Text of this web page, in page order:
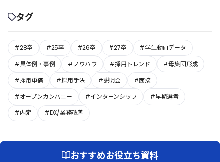
タグ
#28卒 #25卒 #26卒 #27卒
#学生動向データ
#具体例・事例
#ノウハウ #採用トレンド
#母集団形成
#採用単価
#採用手法 #説明会
#面接
#オープンカンパニー
#インターンシップ
#早期選考
#内定
#DX/業務改善
おすすめお役立ち資料